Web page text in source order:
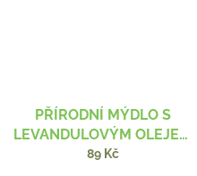
PŘÍRODNÍ MÝDLO S
LEVANDULOVÝM OLEJEM
100 G
89 Kč